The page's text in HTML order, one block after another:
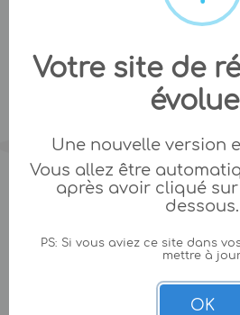
Votre site de
Une nouvelle version
Vous allez être
après avoir cliqué
dessous.
PS: Si vous aviez ce site dans
mettre à
OK